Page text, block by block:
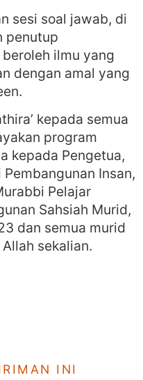
sesi soal jawab, di
penutup
ilmu yang
dengan amal yang
kepada semua
program
kepada Pengetua,
Insan,
Pelajar
Sahsiah Murid,
dan semua murid
sekalian.
INI